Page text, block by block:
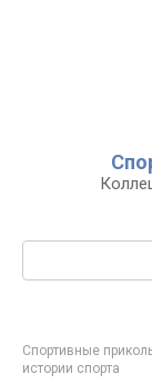
Спортивные
истории спорта